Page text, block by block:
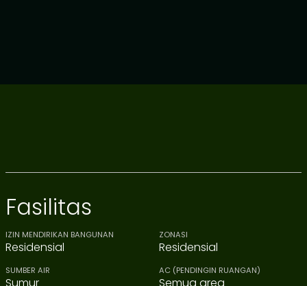
Fasilitas
IZIN MENDIRIKAN BANGUNAN
Residensial
ZONASI
Residensial
SUMBER AIR AC (PENDINGIN RUANGAN)